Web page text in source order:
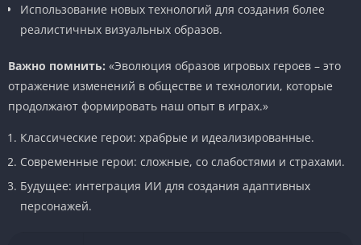
Использование новых технологий для создания более
реалистичных визуальных образов.
Важно помнить: «Эволюция образов игровых героев – это
отражение изменений в обществе и технологии, которые
продолжают формировать наш опыт в играх.»
Классические герои: храбрые и идеализированные.
Современные герои: сложные, со слабостями и страхами.
Будущее: интеграция ИИ для создания адаптивных
персонажей.